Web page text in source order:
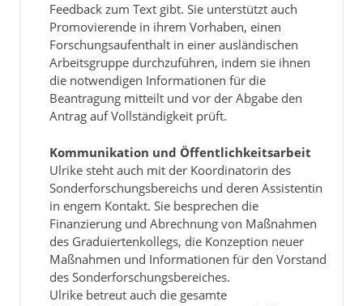
Feedback zum Text gibt. Sie unterstützt auch
Promovierende in ihrem Vorhaben, einen
Forschungsaufenthalt in einer ausländischen
Arbeitsgruppe durchzuführen, indem sie ihnen
die notwendigen Informationen für die
Beantragung mitteilt und vor der Abgabe den
Antrag auf Vollständigkeit prüft.
Kommunikation und Öffentlichkeitsarbeit
Ulrike steht auch mit der Koordinatorin des
Sonderforschungsbereichs und deren Assistentin
in engem Kontakt. Sie besprechen die
Finanzierung und Abrechnung von Maßnahmen
des Graduiertenkollegs, die Konzeption neuer
Maßnahmen und Informationen für den Vorstand
des Sonderforschungsbereiches.
Ulrike betreut auch die gesamte